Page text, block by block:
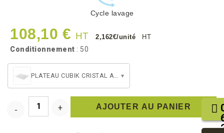
Cycle lavage
108,10 € HT 2,162€/unité HT
Conditionnement : 50
▾
AJOUTER AU PANIER